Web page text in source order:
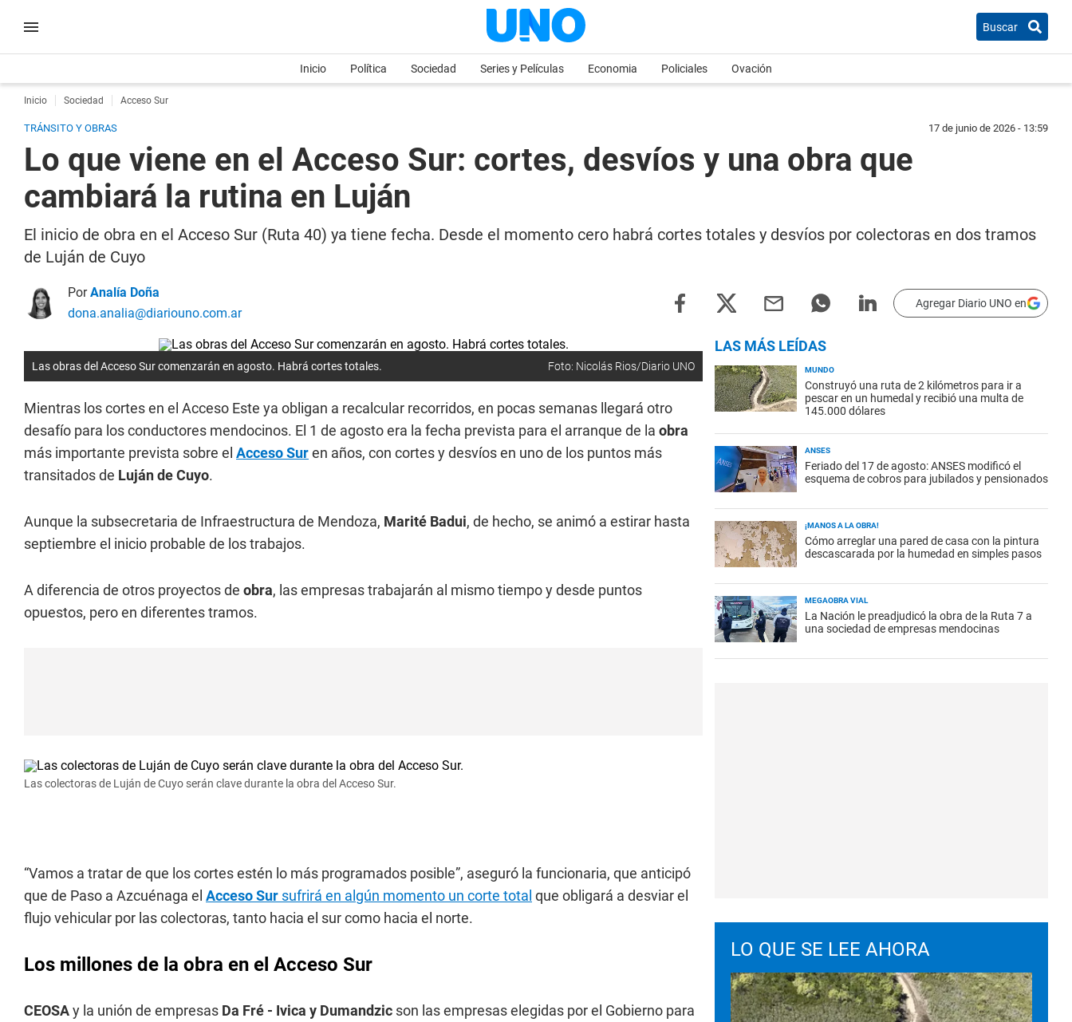
Buscar
Inicio Política Sociedad Series y Películas Economia Policiales Ovación
Inicio Sociedad Acceso Sur
TRÁNSITO Y OBRAS 17 de junio de 2026 - 13:59
Lo que viene en el Acceso Sur: cortes, desvíos y una obra que
cambiará la rutina en Luján
El inicio de obra en el Acceso Sur (Ruta 40) ya tiene fecha. Desde el momento cero habrá cortes totales y desvíos por colectoras en dos tramos
de Luján de Cuyo
PorAnalía Doña
dona.analia@diariouno.com.ar
Agregar Diario UNO en
Las obras del Acceso Sur comenzarán en agosto. Habrá cortes totales. Foto: Nicolás Rios/Diario UNO
Mientras los cortes en el Acceso Este ya obligan a recalcular recorridos, en pocas semanas llegará otro
desafío para los conductores mendocinos. El 1 de agosto era la fecha prevista para el arranque de la obra
más importante prevista sobre el Acceso Suren años, con cortes y desvíos en uno de los puntos más
transitados de Luján de Cuyo.
Aunque la subsecretaria de Infraestructura de Mendoza, Marité Badui, de hecho, se animó a estirar hasta
septiembre el inicio probable de los trabajos.
A diferencia de otros proyectos de obra, las empresas trabajarán al mismo tiempo y desde puntos
opuestos, pero en diferentes tramos.
Las colectoras de Luján de Cuyo serán clave durante la obra del Acceso Sur.
“Vamos a tratar de que los cortes estén lo más programados posible”, aseguró la funcionaria, que anticipó
que de Paso a Azcuénaga el Acceso Sur sufrirá en algún momento un corte total que obligará a desviar el
flujo vehicular por las colectoras, tanto hacia el sur como hacia el norte.
Los millones de la obra en el Acceso Sur
CEOSAy la unión de empresas Da Fré - Ivica y Dumandzic son las empresas elegidas por el Gobierno para
LAS MÁS LEÍDAS
MUNDO
Construyó una ruta de 2 kilómetros para ir a
pescar en un humedal y recibió una multa de
145.000 dólares
ANSES
Feriado del 17 de agosto: ANSES modificó el
esquema de cobros para jubilados y pensionados
¡MANOS A LA OBRA!
Cómo arreglar una pared de casa con la pintura
descascarada por la humedad en simples pasos
MEGAOBRA VIAL
La Nación le preadjudicó la obra de la Ruta 7 a
una sociedad de empresas mendocinas
LO QUE SE LEE AHORA